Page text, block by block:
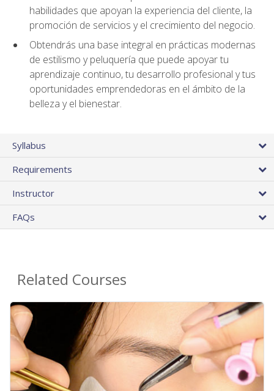
habilidades que apoyan la experiencia del cliente, la
promoción de servicios y el crecimiento del negocio.
Obtendrás una base integral en prácticas modernas
de estilismo y peluquería que puede apoyar tu
aprendizaje continuo, tu desarrollo profesional y tus
oportunidades emprendedoras en el ámbito de la
belleza y el bienestar.
Syllabus
Requirements
Instructor
FAQs
Related Courses